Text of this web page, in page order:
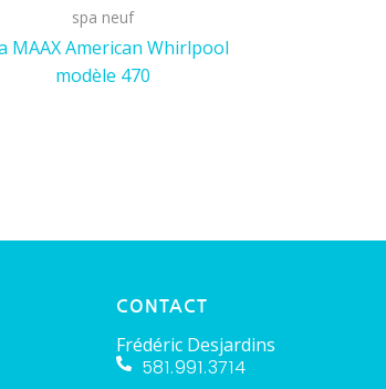
spa neuf
MAAX American Whirlpool
modèle 470
CONTACT
Frédéric Desjardins
581.991.3714